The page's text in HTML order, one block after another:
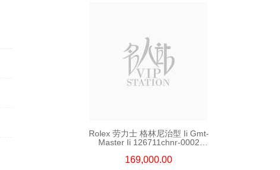
Rolex 劳力士 格林尼治型 Ii Gmt-
Master Ii 126711chnr-0002
169,000.00